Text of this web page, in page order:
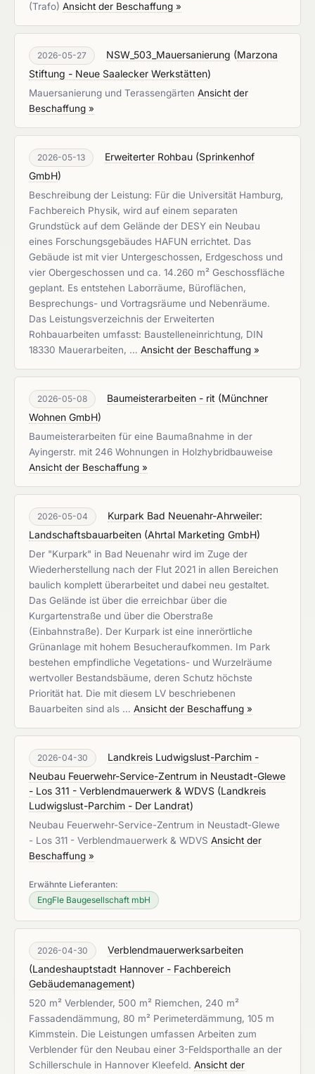
(Trafo) Ansicht der Beschaffung »
2026-05-27 NSW_503_Mauersanierung (Marzona
Stiftung - Neue Saalecker Werkstätten)
Mauersanierung und Terassengärten Ansicht der
Beschaffung »
2026-05-13 Erweiterter Rohbau (Sprinkenhof
GmbH)
Beschreibung der Leistung: Für die Universität Hamburg,
Fachbereich Physik, wird auf einem separaten
Grundstück auf dem Gelände der DESY ein Neubau
eines Forschungsgebäudes HAFUN errichtet. Das
Gebäude ist mit vier Untergeschossen, Erdgeschoss und
vier Obergeschossen und ca. 14.260 m² Geschossfläche
geplant. Es entstehen Laborräume, Büroflächen,
Besprechungs- und Vortragsräume und Nebenräume.
Das Leistungsverzeichnis der Erweiterten
Rohbauarbeiten umfasst: Baustelleneinrichtung, DIN
18330 Mauerarbeiten, … Ansicht der Beschaffung »
2026-05-08 Baumeisterarbeiten - rit (Münchner
Wohnen GmbH)
Baumeisterarbeiten für eine Baumaßnahme in der
Ayingerstr. mit 246 Wohnungen in Holzhybridbauweise
Ansicht der Beschaffung »
2026-05-04
Kurpark Bad Neuenahr-Ahrweiler:
Landschaftsbauarbeiten (Ahrtal Marketing GmbH)
Der "Kurpark" in Bad Neuenahr wird im Zuge der
Wiederherstellung nach der Flut 2021 in allen Bereichen
baulich komplett überarbeitet und dabei neu gestaltet.
Das Gelände ist über die erreichbar über die
Kurgartenstraße und über die Oberstraße
(Einbahnstraße). Der Kurpark ist eine innerörtliche
Grünanlage mit hohem Besucheraufkommen. Im Park
bestehen empfindliche Vegetations- und Wurzelräume
wertvoller Bestandsbäume, deren Schutz höchste
Priorität hat. Die mit diesem LV beschriebenen
Bauarbeiten sind als … Ansicht der Beschaffung »
2026-04-30
Landkreis Ludwigslust-Parchim -
Neubau Feuerwehr-Service-Zentrum in Neustadt-Glewe
- Los 311 - Verblendmauerwerk & WDVS (Landkreis
Ludwigslust-Parchim - Der Landrat)
Neubau Feuerwehr-Service-Zentrum in Neustadt-Glewe
- Los 311 - Verblendmauerwerk & WDVS Ansicht der
Beschaffung »
Erwähnte Lieferanten:
EngFle Baugesellschaft mbH
2026-04-30
Verblendmauerwerksarbeiten
(Landeshauptstadt Hannover - Fachbereich
Gebäudemanagement)
520 m² Verblender, 500 m² Riemchen, 240 m²
Fassadendämmung, 80 m² Perimeterdämmung, 105 m
Kimmstein. Die Leistungen umfassen Arbeiten zum
Verblender für den Neubau einer 3-Feldsporthalle an der
Schillerschule in Hannover Kleefeld. Ansicht der